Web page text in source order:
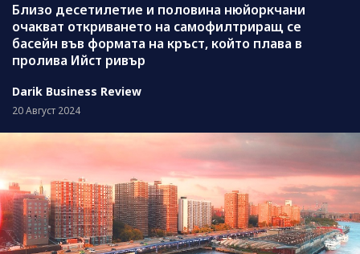
Близо десетилетие и половина нюйоркчани
очакват откриването на самофилтриращ се
басейн във формата на кръст, който плава в
пролива Ийст ривър
Darik Business Review
20 Август 2024